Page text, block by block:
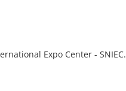
Expo Center - SNIEC.